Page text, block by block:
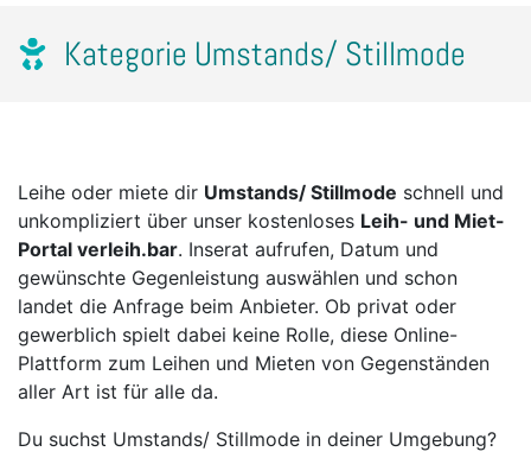
Kategorie Umstands/ Stillmode
Leihe oder miete dir Umstands/ Stillmode schnell und
unkompliziert über unser kostenloses Leih- und Miet-
Portal verleih.bar. Inserat aufrufen, Datum und
gewünschte Gegenleistung auswählen und schon
landet die Anfrage beim Anbieter. Ob privat oder
gewerblich spielt dabei keine Rolle, diese Online-
Plattform zum Leihen und Mieten von Gegenständen
aller Art ist für alle da.
Du suchst Umstands/ Stillmode in deiner Umgebung?